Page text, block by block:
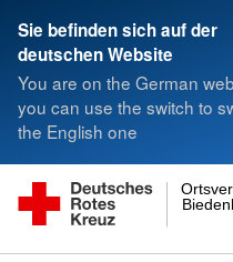
Sie befinden sich auf der
deutschen Website
You are on the German
you can use the switch to
the English one